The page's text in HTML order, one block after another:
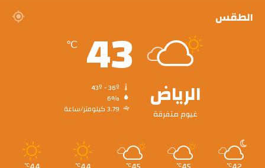
الطقس
الرياض
غيوم متفرقة
43
℃
6%
3.79 كيلومتر/ساعة
℃
℃
℃
℃
℃